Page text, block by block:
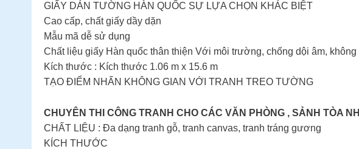
GIẤY DÁN TƯỜNG HÀN QUỐC SỰ LỰA CHỌN KHÁC BIỆT
Cao cấp, chất giấy dầy dặn
Mẫu mã dễ sử dụng
Chất liệu giấy Hàn quốc thân thiện Với môi trường, chống dội âm,
Kích thước : Kích thước 1.06 m x 15.6 m
TẠO ĐIỂM NHẤN KHÔNG GIAN VỚI TRANH TREO TƯỜNG
CHUYÊN THI CÔNG TRANH CHO CÁC VĂN PHÒNG , SẢNH TÒA
CHẤT LIỆU : Đa dạng tranh gỗ, tranh canvas, tranh tráng gương
KÍCH THƯỚC